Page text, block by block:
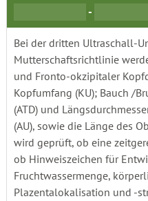
-
Bei der dritten Ultraschall-
Mutterschaftsrichtlinie
und Fronto-okzipitaler
Kopfumfang (KU); Bauch /
(ATD) und
(AU), sowie die Länge des
wird geprüft, ob eine
ob Hinweiszeichen für
Fruchtwassermenge,
Plazentalokalisation und -